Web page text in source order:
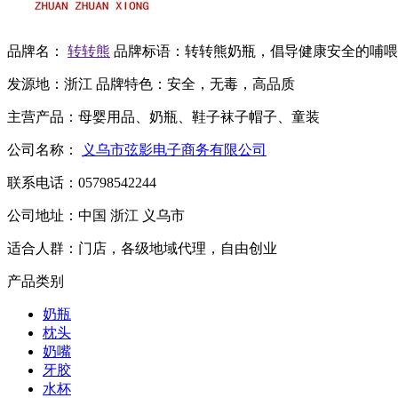
品牌名： 转转熊 品牌标语： 转转熊奶瓶，倡导健康安全的哺
发源地： 浙江 品牌特色： 安全，无毒，高品质
主营产品： 母婴用品、奶瓶、鞋子袜子帽子、童装
公司名称： 义乌市弦影电子商务有限公司
联系电话： 05798542244
公司地址： 中国 浙江 义乌市
适合人群： 门店，各级地域代理，自由创业
产品类别
奶瓶
枕头
奶嘴
牙胶
水杯